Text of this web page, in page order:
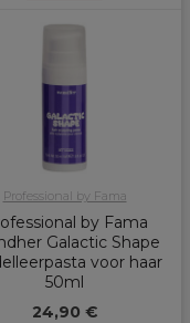
Professional by Fama
by Fama
Galactic Shape
voor haar
50ml
24,90 €